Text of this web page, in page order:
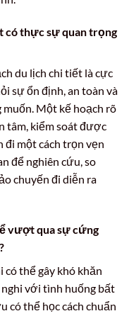
có thực sự quan trọng
du lịch chi tiết là cực
sự ổn định, an toàn và
Một kế hoạch rõ
tâm, kiểm soát được
đi một cách trọn vẹn
để nghiên cứu, so
chuyến đi diễn ra
vượt qua sự cứng
có thể gây khó khăn
với tình huống bất
có thể học cách chuẩn